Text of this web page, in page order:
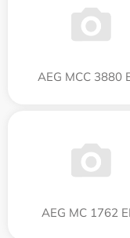
AEG MCC 3880
AEG MC 1762